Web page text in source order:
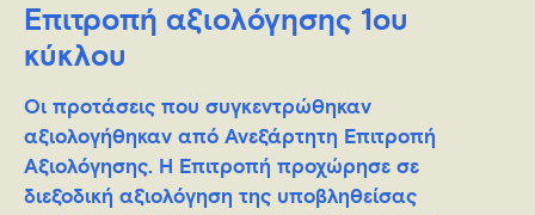
Επιτροπή αξιολόγησης 1ου
κύκλου
Οι προτάσεις που συγκεντρώθηκαν
αξιολογήθηκαν από Ανεξάρτητη Επιτροπή
Αξιολόγησης. Η Επιτροπή προχώρησε σε
διεξοδική αξιολόγηση της υποβληθείσας